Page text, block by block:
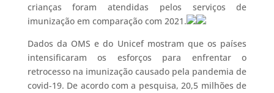
crianças foram atendidas pelos serviços de
imunização em comparação com 2021.
Dados da OMS e do Unicef mostram que os países
intensificaram os esforços para enfrentar o
retrocesso na imunização causado pela pandemia de
covid-19. De acordo com a pesquisa, 20,5 milhões de